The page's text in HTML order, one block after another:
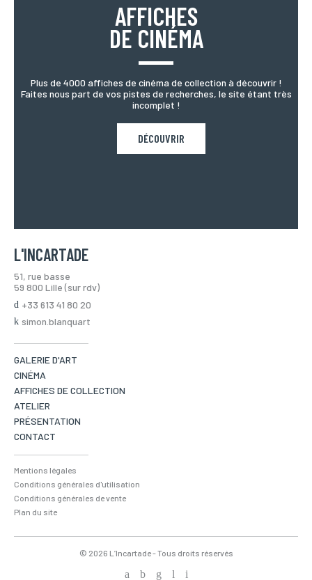
AFFICHES
DE CINÉMA
Plus de 4000 affiches de cinéma de collection à découvrir !
Faites nous part de vos pistes de recherches, le site étant très
incomplet !
DÉCOUVRIR
L'INCARTADE
51, rue basse
59 800 Lille (sur rdv)
+33 613 41 80 20
simon.blanquart
GALERIE D'ART
CINÉMA
AFFICHES DE COLLECTION
ATELIER
PRÉSENTATION
CONTACT
Mentions légales
Conditions générales d'utilisation
Conditions générales de vente
Plan du site
© 2026 L’Incartade - Tous droits réservés